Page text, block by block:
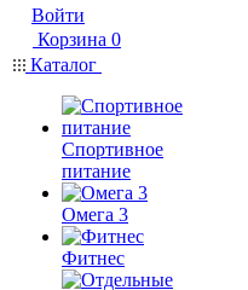
Войти
Корзина 0
Каталог
Спортивное
питание
Омега 3
Фитнес